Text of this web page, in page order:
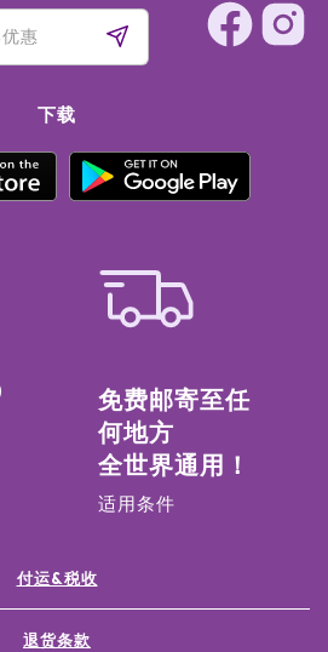
下载
免费邮寄至任
何地方
全世界通用！
适用条件
付运&税收
退货条款